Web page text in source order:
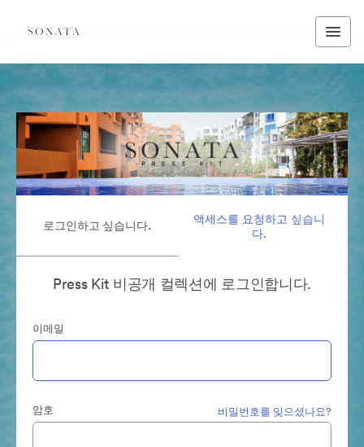
로그인하고 싶습니다.
액세스를 요청하고 싶습니
다.
Press Kit 비공개 컬렉션에 로그인합니다.
이메일
암호 비밀번호를 잊으셨나요?